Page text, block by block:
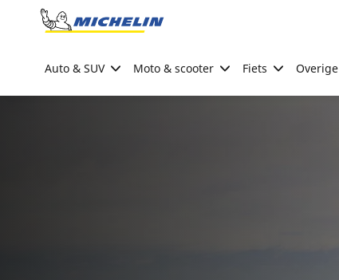
Go to page content
Auto & SUV Moto & scooter Fiets Overige